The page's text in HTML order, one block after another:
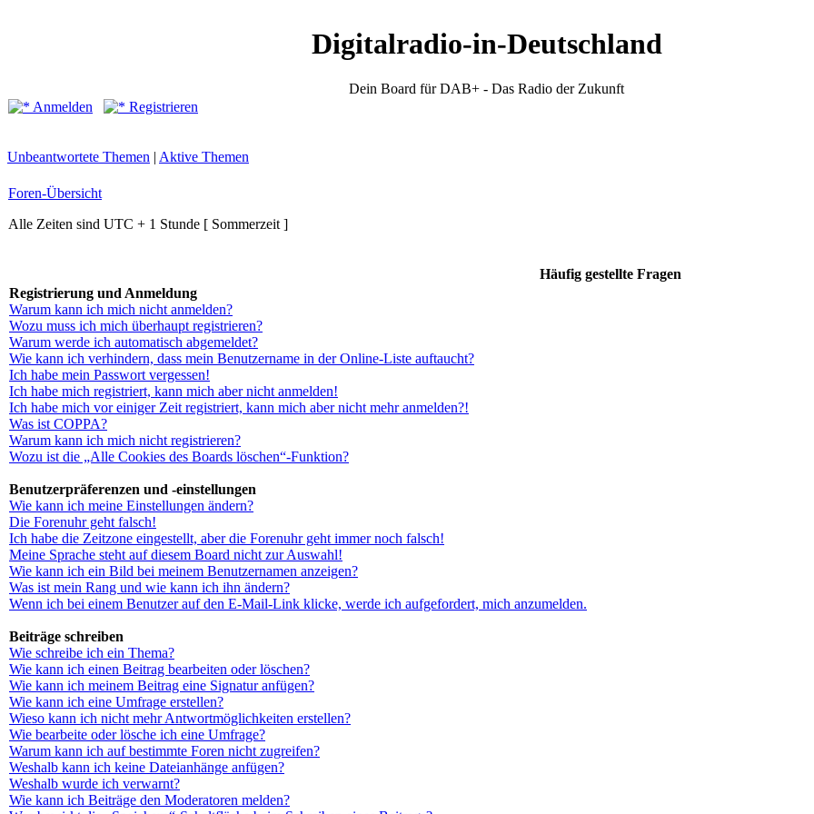
Digitalradio-in-Deutschland
Dein Board für DAB+ - Das Radio der Zukunft
Anmelden
Registrieren
Unbeantwortete Themen | Aktive Themen
Foren-Übersicht
Alle Zeiten sind UTC + 1 Stunde [ Sommerzeit ]
Häufig gestellte Fragen
Registrierung und Anmeldung
Warum kann ich mich nicht anmelden?
Wozu muss ich mich überhaupt registrieren?
Warum werde ich automatisch abgemeldet?
Wie kann ich verhindern, dass mein Benutzername in der Online-Liste auftaucht?
Ich habe mein Passwort vergessen!
Ich habe mich registriert, kann mich aber nicht anmelden!
Ich habe mich vor einiger Zeit registriert, kann mich aber nicht mehr anmelden?!
Was ist COPPA?
Warum kann ich mich nicht registrieren?
Wozu ist die „Alle Cookies des Boards löschen“-Funktion?
Benutzerpräferenzen und -einstellungen
Wie kann ich meine Einstellungen ändern?
Die Forenuhr geht falsch!
Ich habe die Zeitzone eingestellt, aber die Forenuhr geht immer noch falsch!
Meine Sprache steht auf diesem Board nicht zur Auswahl!
Wie kann ich ein Bild bei meinem Benutzernamen anzeigen?
Was ist mein Rang und wie kann ich ihn ändern?
Wenn ich bei einem Benutzer auf den E-Mail-Link klicke, werde ich aufgefordert, mich anzumelden.
Beiträge schreiben
Wie schreibe ich ein Thema?
Wie kann ich einen Beitrag bearbeiten oder löschen?
Wie kann ich meinem Beitrag eine Signatur anfügen?
Wie kann ich eine Umfrage erstellen?
Wieso kann ich nicht mehr Antwortmöglichkeiten erstellen?
Wie bearbeite oder lösche ich eine Umfrage?
Warum kann ich auf bestimmte Foren nicht zugreifen?
Weshalb kann ich keine Dateianhänge anfügen?
Weshalb wurde ich verwarnt?
Wie kann ich Beiträge den Moderatoren melden?